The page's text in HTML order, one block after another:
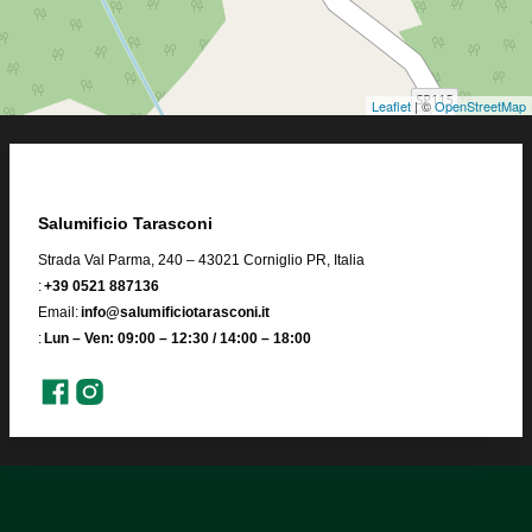
Leaflet | ©OpenStreetMap
Salumificio Tarasconi
Strada Val Parma, 240 – 43021 Corniglio PR, Italia
:+39 0521 887136
Email:info@salumificiotarasconi.it
: Lun – Ven: 09:00 – 12:30 / 14:00 – 18:00